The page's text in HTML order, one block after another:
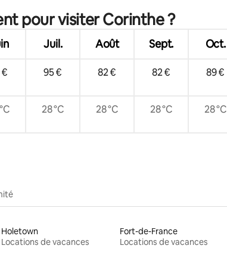
pour visiter Corinthe ?
Juil. Août Sept. Oct.
€ 95 € 82 € 82 € 89 €
28 °C 28 °C 28 °C 28 °C
Holetown
Locations de vacances
Fort-de-France
Locations de vacances